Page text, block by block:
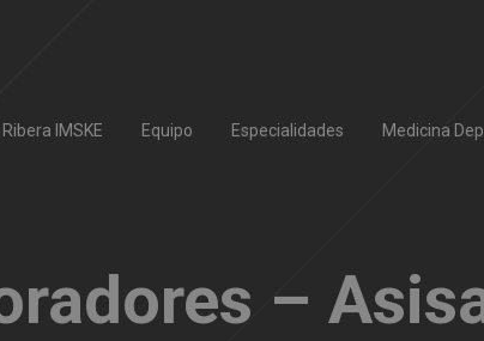
IMSKE Equipo Especialidades Medicina
–